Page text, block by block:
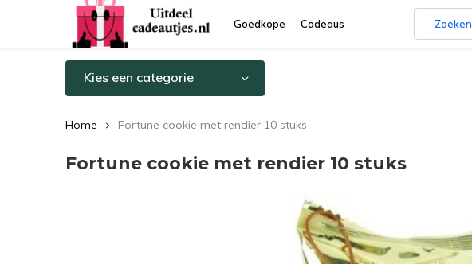
Goedkope Cadeaus
Kies een categorie
Home Fortune cookie met rendier 10 stuks
Fortune cookie met rendier 10 stuks